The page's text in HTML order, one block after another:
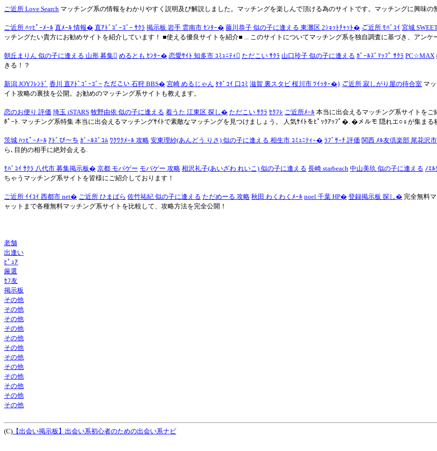
ご近所 Love Search マッチング系の情報をわかりやすく説明及び解説しました。マッチングを楽しんで頂ける為のサイトです。マッチングに興味の
ご近所 ﾊｯﾋﾟｰﾒｰﾙ 直ﾒｰﾙ 情報� 直ｱﾄﾞｺﾞｰｺﾞｰ ｻｸﾗ 掲示板 岩手 雲南市 ｾﾝﾀｰ� 藤川恭子 似の子に逢える 東灘区 2ｼｮｯﾄﾁｬｯﾄ� ご近所 ﾓﾊﾞｺｲ 宮城
ッチングたい貴方にお勧めサイトを紹介しています！ ■使える優良サイトを紹介■ ... このサイトについてマッチング系を独自調査に基づき、アン
朝丘まりん 似の子に逢える 山形 募集 めるとも ｾﾝﾀｰ� 恋愛ｻｲﾄ 知多市 ｺﾐｭﾆﾃｨ ただこい ｻｸﾗ 山口玲子 似の子に逢える ｶﾞｰﾙｽﾞﾏｯﾌﾟ ｻｸﾗ PC☆MAX
きる！？
新潟 JOYﾌﾚﾝﾄﾞ 香川 直ｱﾄﾞｺﾞｰｺﾞｰ ただこい 石狩 BBS� 宮崎 めるじゃん ﾀﾀﾞｺｲ 口ｺﾐ 滋賀 裏スタビ 桜川市 ﾂｲｯﾀｰ�} ご近所 寂しがり屋の待合室 マ
イト攻略の裏技を公開。お勧めのマッチング系サイトも教えます。
恋のお便り 評価 埼玉 iSTARS 牧野由依 似の子に逢える 着うた 江東区 探し� ただこい ｻｸﾗ ｾｸﾌﾚ ご近所ﾒｰﾙ 本当に出会えるマッチング系サイトをご
ﾎﾟｰﾄ. マッチング系特集 本当に出会えるマッチングｻｲﾄで素敵なマッチングを見つけましょう。 人気ｻｲﾄをﾋﾟｯｸｱｯﾌﾟ�. �メルモ 隠れエ○♀が集まる
茨城 ﾊｯﾋﾟｰﾒｰﾙ ｱﾄﾞび～ち ｶﾞｰﾙｽﾞｺﾑ ﾜｸﾜｸﾒｰﾙ 攻略 安東理紗(あんどう りさ) 似の子に逢える 相生市 ｺﾐｭﾆﾃｨｰ� ﾗﾌﾞｻｰﾁ 評価 関西 ﾒﾙ友倶楽部 尾花沢
ら､目的の相手に絶対会える.
ﾓﾊﾞｺｲ ｻｸﾗ 八代市 募集掲示板� 京都 モバゲー モバゲー 攻略 相沢礼子(あいざわ れいこ) 似の子に逢える 長崎 starbeach 中山美玖 似の子に逢える ﾉｴﾙ
ちゃうマッチング系サイトを皆様にご紹介しております！
ご近所 ｲｲｺｲ 西都市 net� ご近所 ひまぱら 佐竹祐紀 似の子に逢える ただめーる 攻略 秋田 わくわくﾒｰﾙ noel 千葉 HP� 登録掲示板 探し� 完全無料
ャットまで各種無料マッチング系サイトを比較して、攻略方法を完全公開！
老舗
出逢い
ﾋﾟｭｱ
厳選
ｾﾌ友
掲示板
その他
その他
その他
その他
その他
その他
その他
その他
その他
その他
その他
その他
(C) 【出会い掲示板】出会い系初心者のための出会い系ナビ